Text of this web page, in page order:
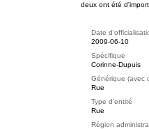
deux ont été
Date
2009-06-10
Spécifique
Corinne-Dupuis
Générique (avec
Rue
Type d'entité
Rue
Région